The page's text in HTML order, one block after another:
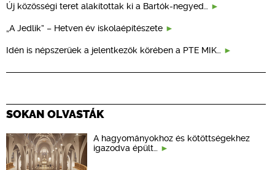
Új közösségi teret alakítottak ki a Bartók-negyed…
„A Jedlik” – Hetven év iskolaépítészete
Idén is népszerűek a jelentkezők körében a PTE MIK…
SOKAN OLVASTÁK
A hagyományokhoz és kötöttségekhez
igazodva épült…